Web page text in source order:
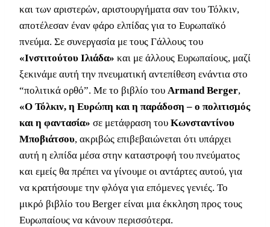
και των αριστερών, αριστουργήματα σαν του Τόλκιν,
αποτέλεσαν έναν φάρο ελπίδας για το Ευρωπαϊκό
πνεύμα. Σε συνεργασία με τους Γάλλους του
«Ινστιτούτου Ιλιάδα» και με άλλους Ευρωπαίους, μαζί
ξεκινάμε αυτή την πνευματική αντεπίθεση ενάντια στο
“πολιτικά ορθό”. Με το βιβλίο του Armand Berger,
«O Τόλκιν, η Ευρώπη και η παράδοση – ο πολιτισμός
και η φαντασία» σε μετάφραση του Κωνσταντίνου
Μποβιάτσου, ακριβώς επιβεβαιώνεται ότι υπάρχει
αυτή η ελπίδα μέσα στην καταστροφή του πνεύματος
και εμείς θα πρέπει να γίνουμε οι αντάρτες αυτού, για
να κρατήσουμε την φλόγα για επόμενες γενιές. Το
μικρό βιβλίο του Berger είναι μια έκκληση προς τους
Ευρωπαίους να κάνουν περισσότερα.